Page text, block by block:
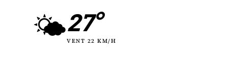
🌤27°
VENT 22 KM/H